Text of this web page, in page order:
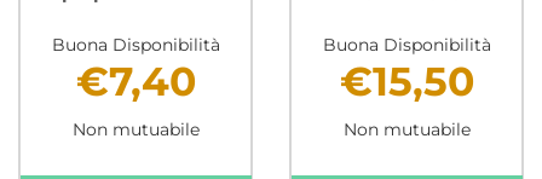
Buona Disponibilità
€7,40
Non mutuabile
Buona Disponibilità
€15,50
Non mutuabile